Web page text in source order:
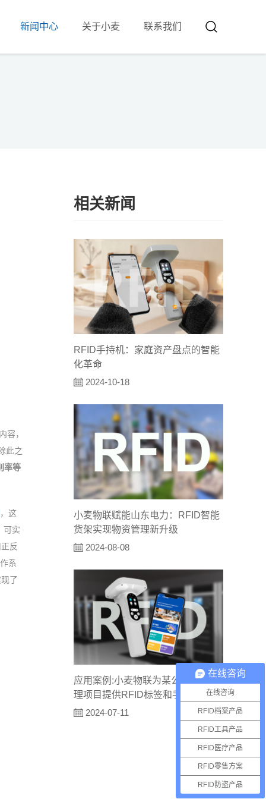
新闻中心 关于小麦 联系我们
容，
此之
率等
，这
可实
反
系
了
相关新闻
RFID手持机：家庭资产盘点的智能
化革命
2024-10-18
小麦物联赋能山东电力：RFID智能
货架实现物资管理新升级
2024-08-08
应用案例:小麦物联为某公司资产管
理项目提供RFID标签和手持机
2024-07-11
在线咨询
在线咨询
RFID档案产品
RFID工具产品
RFID医疗产品
RFID零售方案
RFID防盗产品